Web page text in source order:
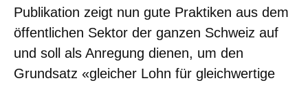
Publikation zeigt nun gute Praktiken aus dem
öffentlichen Sektor der ganzen Schweiz auf
und soll als Anregung dienen, um den
Grundsatz «gleicher Lohn für gleichwertige